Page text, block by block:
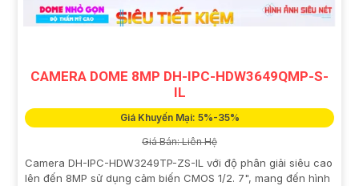
CAMERA DOME 8MP DH-IPC-HDW3649QMP-S-
IL
Giá Khuyến Mại: 5%-35%
Giá Bán: Liên Hệ
Camera DH-IPC-HDW3249TP-ZS-IL với độ phân giải siêu cao
lên đến 8MP sử dụng cảm biến CMOS 1/2. 7", mang đến hình